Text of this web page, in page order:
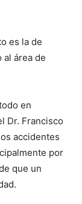
es la de
al área de
en
Dr. Francisco
accidentes
por
que un